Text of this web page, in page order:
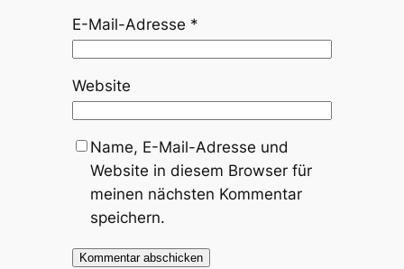
E-Mail-Adresse *
Website
Name, E-Mail-Adresse und
Website in diesem Browser für
meinen nächsten Kommentar
speichern.